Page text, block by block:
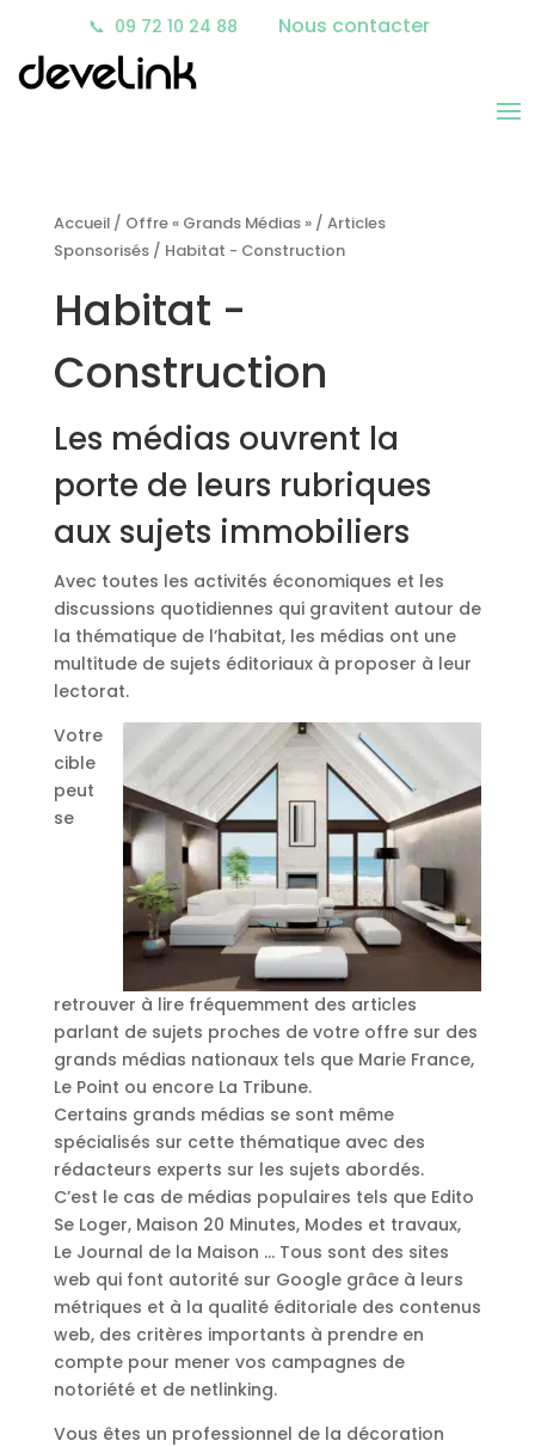
📞 09 72 10 24 88 Nous contacter
Accueil/ Offre « Grands Médias »/ Articles
Sponsorisés/ Habitat - Construction
Habitat -
Construction
Les médias ouvrent la
porte de leurs rubriques
aux sujets immobiliers
Avec toutes les activités économiques et les
discussions quotidiennes qui gravitent autour de
la thématique de l’habitat, les médias ont une
multitude de sujets éditoriaux à proposer à leur
lectorat.
Votre
cible
peut
se
retrouver à lire fréquemment des articles
parlant de sujets proches de votre offre sur des
grands médias nationaux tels que Marie France,
Le Point ou encore La Tribune.
Certains grands médias se sont même
spécialisés sur cette thématique avec des
rédacteurs experts sur les sujets abordés.
C’est le cas de médias populaires tels que Edito
Se Loger, Maison 20 Minutes, Modes et travaux,
Le Journal de la Maison … Tous sont des sites
web qui font autorité sur Google grâce à leurs
métriques et à la qualité éditoriale des contenus
web, des critères importants à prendre en
compte pour mener vos campagnes de
notoriété et de netlinking.
Vous êtes un professionnel de la décoration